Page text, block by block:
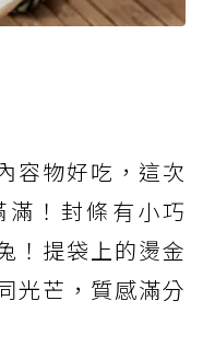
容物好吃，這次
！封條有小巧
！提袋上的燙金
光芒，質感滿分